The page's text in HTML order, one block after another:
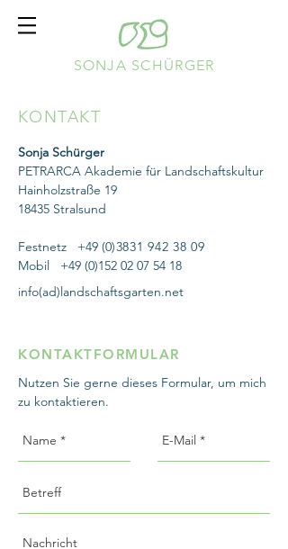
SONJA SCHÜRGER
KONTAKT
Sonja Schürger
PETRARCA Akademie für Landschaftskultur
Hainholzstraße 19
18435 Stralsund
Festnetz +49 (0)3831942 38 09
Mobil +49 (0)152 02 07 54 18
info(ad)landschaftsgarten.net
KONTAKTFORMULAR
Nutzen Sie gerne dieses Formular, um mich
zu kontaktieren.